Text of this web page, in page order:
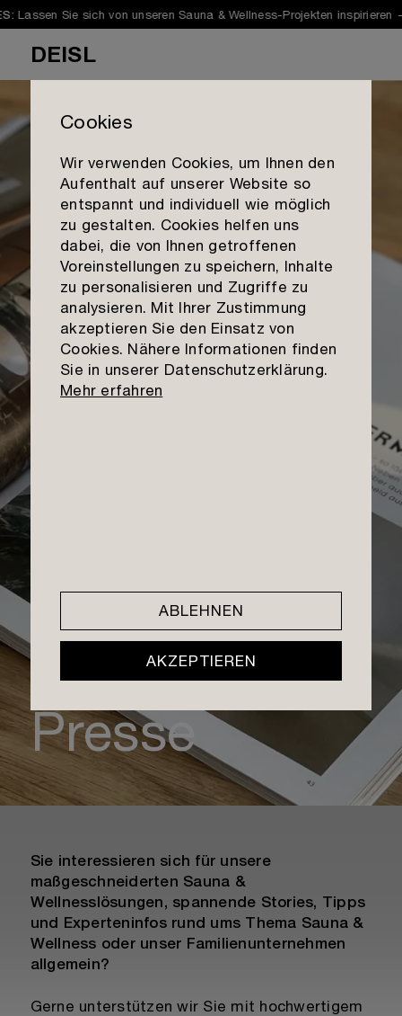
Lassen Sie sich von unseren Sauna & Wellness-Projekten inspirieren
DEISL
Sauna
Infrarot
Dampfbad
Planung & Beratung
Outlet
Galerie
Showcases
Materialien
Mission
Qualität
Team
Kontakt aufnehmen
Standorte
Presse
Sie interessieren sich für unsere
maßgeschneiderten Sauna &
Wellnesslösungen, spannende Stories, Tipps
und Experteninfos rund ums Thema Sauna &
Wellness oder unser Familienunternehmen
allgemein?
Gerne unterstützen wir Sie mit hochwertigem
Cookies
Wir verwenden Cookies, um Ihnen den
Aufenthalt auf unserer Website so
entspannt und individuell wie möglich
zu gestalten. Cookies helfen uns
dabei, die von Ihnen getroffenen
Voreinstellungen zu speichern, Inhalte
zu personalisieren und Zugriffe zu
analysieren. Mit Ihrer Zustimmung
akzeptieren Sie den Einsatz von
Cookies. Nähere Informationen finden
Sie in unserer Datenschutzerklärung.
Mehr erfahren
ABLEHNEN
AKZEPTIEREN